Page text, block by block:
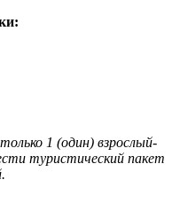
1 (один) взрослый-
туристический пакет